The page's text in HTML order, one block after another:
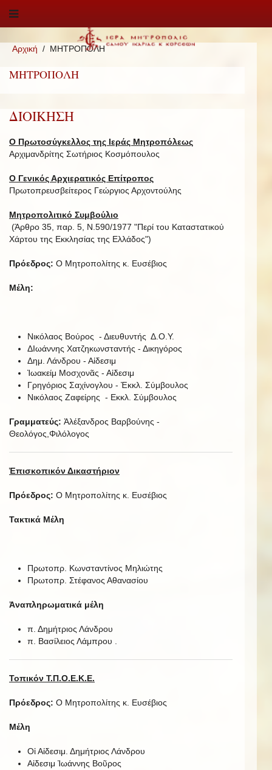
Αρχική ΜΗΤΡΟΠΟΛΗ
ΜΗΤΡΟΠΟΛΗ
ΔΙΟΙΚΗΣΗ
Ο Πρωτοσύγκελλος της Ιεράς Μητροπόλεως
Αρχιμανδρίτης Σωτήριος Κοσμόπουλος
Ο Γενικός Αρχιερατικός Επίτροπος
Πρωτοπρευσβείτερος Γεώργιος Αρχοντούλης
Μητροπολιτικό Συμβούλιο
(Άρθρο 35, παρ. 5, Ν.590/1977 "Περί του Καταστατικού
Χάρτου της Εκκλησίας της Ελλάδος")
Πρόεδρος: Ο Μητροπολίτης κ. Ευσέβιος
Μέλη:
Νικόλαος Βούρος - Διευθυντής Δ.Ο.Υ.
ΔΙωάννης Χατζηκωνσταντής - Δικηγόρος
Δημ. Λάνδρου - Αἰδεσιμ
Ἰωακείμ Μοσχονᾶς - Αἰδεσιμ
Γρηγόριος Σαχίνογλου - Ἐκκλ. Σύμβουλος
Νικόλαος Ζαφείρης - Εκκλ. Σύμβουλος
Γραμματεύς: Ἀλέξανδρος Βαρβούνης -
Θεολόγος,Φιλόλογος
Ἐπισκοπικόν Δικαστήριον
Πρόεδρος: Ο Μητροπολίτης κ. Ευσέβιος
Τακτικά Μέλη
Πρωτοπρ. Κωνσταντίνος Μηλιώτης
Πρωτοπρ. Στέφανος Αθανασίου
Ἀναπληρωματικά μέλη
π. Δημήτριος Λάνδρου
π. Βασίλειος Λάμπρου .
Τοπικόν Τ.Π.Ο.Ε.Κ.Ε.
Πρόεδρος: Ο Μητροπολίτης κ. Ευσέβιος
Μέλη
Οἱ Αἰδεσιμ. Δημήτριος Λάνδρου
Αἰδεσιμ Ἰωάννης Βοῦρος